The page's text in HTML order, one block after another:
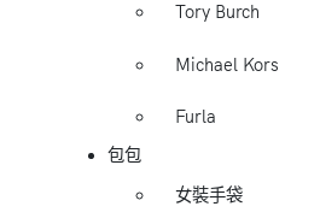
Tory Burch
Michael Kors
Furla
包包
女裝手袋